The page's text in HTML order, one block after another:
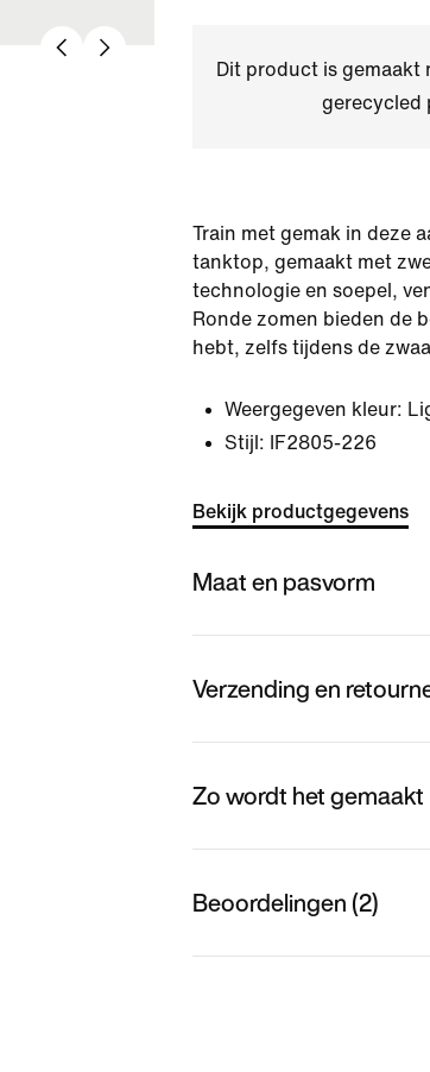
Dit product is gemaakt
gerecycled
Train met gemak in deze
tanktop, gemaakt met
technologie en soepel,
Ronde zomen bieden de
hebt, zelfs tijdens de
Weergegeven kleur:
Stijl:
IF2805-226
Bekijk productgegevens
Maat en pasvorm
Verzending en
Zo wordt het gemaakt
Beoordelingen (2)